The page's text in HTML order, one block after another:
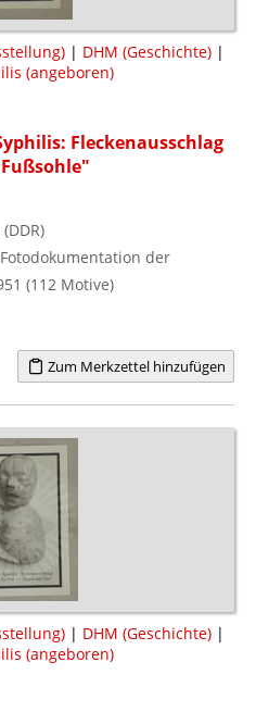
| DHM (Geschichte) |
(angeboren)
Fleckenausschlag
der
(112 Motive)
Zum Merkzettel hinzufügen
| DHM (Geschichte) |
(angeboren)